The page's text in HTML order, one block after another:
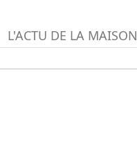
L'ACTU DE LA MAISON